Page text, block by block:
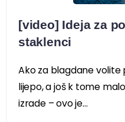
[video] Ideja za
staklenci
Ako za blagdane volite
lijepo, a još k tome
izrade – ovo je...